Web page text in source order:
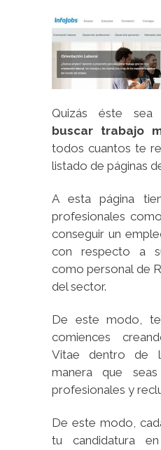
Quizás éste sea
buscar trabajo
todos cuantos te
listado de páginas
A esta página
profesionales
conseguir un
con respecto a
como personal de
del sector.
De este modo,
comiences
Vitae dentro de
manera que
profesionales y
De este modo,
tu candidatura